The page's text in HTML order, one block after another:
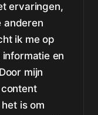
ervaringen,
anderen
ik me op
en
mijn
is om